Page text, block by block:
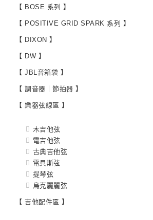
【 BOSE 系列 】
【 POSITIVE GRID SPARK 系列 】
【 DIXON 】
【 DW 】
【 JBL音箱袋 】
【 調音器｜節拍器 】
【 樂器弦線區 】
木吉他弦
電吉他弦
古典吉他弦
電貝斯弦
提琴弦
烏克麗麗弦
【 吉他配件區 】